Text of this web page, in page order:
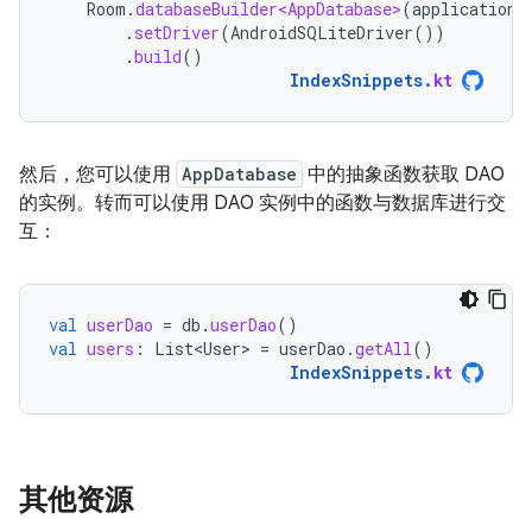
Room .databaseBuilder<AppDatabase>(
. setDriver(AndroidSQLiteDriver())
.build()
IndexSnippets. kt
然后，您可以使用 AppDatabase 中的抽象函数获取 DAO
的实例。转而可以使用 DAO 实例中的函数与数据库进行交
互：
val userDao = db .userDao()
val users : List<User> = userDao .getAll ()
IndexSnippets. kt
其他资源